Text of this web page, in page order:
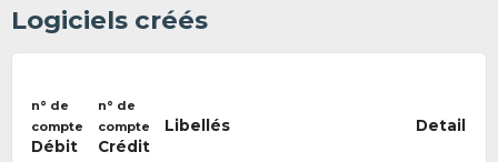
Logiciels créés
n° de
compte
Débit
n° de
compte
Crédit
Libellés Detail